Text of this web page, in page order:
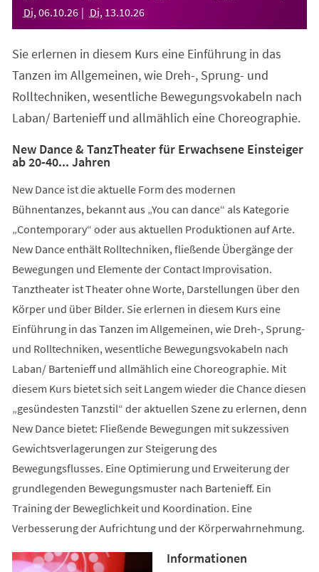
Di, 06.10.26 Di, 13.10.26
Sie erlernen in diesem Kurs eine Einführung in das
Tanzen im Allgemeinen, wie Dreh-, Sprung- und
Rolltechniken, wesentliche Bewegungsvokabeln nach
Laban/ Bartenieff und allmählich eine Choreographie.
New Dance & TanzTheater für Erwachsene Einsteiger
ab 20-40... Jahren
New Dance ist die aktuelle Form des modernen
Bühnentanzes, bekannt aus „You can dance“ als Kategorie
„Contemporary“ oder aus aktuellen Produktionen auf Arte.
New Dance enthält Rolltechniken, fließende Übergänge der
Bewegungen und Elemente der Contact Improvisation.
Tanztheater ist Theater ohne Worte, Darstellungen über den
Körper und über Bilder. Sie erlernen in diesem Kurs eine
Einführung in das Tanzen im Allgemeinen, wie Dreh-, Sprung-
und Rolltechniken, wesentliche Bewegungsvokabeln nach
Laban/ Bartenieff und allmählich eine Choreographie. Mit
diesem Kurs bietet sich seit Langem wieder die Chance diesen
„gesündesten Tanzstil“ der aktuellen Szene zu erlernen, denn
New Dance bietet: Fließende Bewegungen mit sukzessiven
Gewichtsverlagerungen zur Steigerung des
Bewegungsflusses. Eine Optimierung und Erweiterung der
grundlegenden Bewegungsmuster nach Bartenieff. Ein
Training der Beweglichkeit und Koordination. Eine
Verbesserung der Aufrichtung und der Körperwahrnehmung.
Informationen